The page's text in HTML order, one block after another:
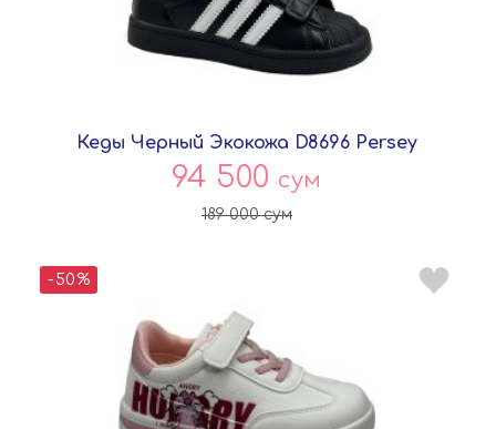
Кеды Черный Экокожа D8696 Persey
94 500 сум
189 000сум
-50%